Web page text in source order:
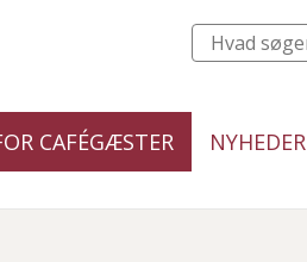
CAFÉGÆSTER NYHEDER